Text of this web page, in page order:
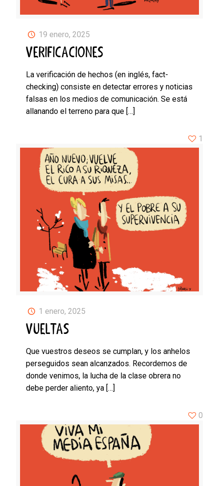
19 enero, 2025
VERIFICACIONES
La verificación de hechos (en inglés, fact-
checking) consiste en detectar errores y noticias
falsas en los medios de comunicación. Se está
allanando el terreno para que […]
1 enero, 2025
VUELTAS
Que vuestros deseos se cumplan, y los anhelos
perseguidos sean alcanzados. Recordemos de
donde venimos, la lucha de la clase obrera no
debe perder aliento, ya […]
1
0